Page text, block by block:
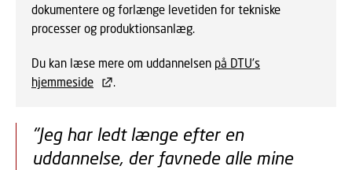
dokumentere og forlænge levetiden for tekniske
processer og produktionsanlæg.
Du kan læse mere om uddannelsen på DTU's
hjemmeside
.
"Jeg har ledt længe efter en
uddannelse, der favnede alle mine